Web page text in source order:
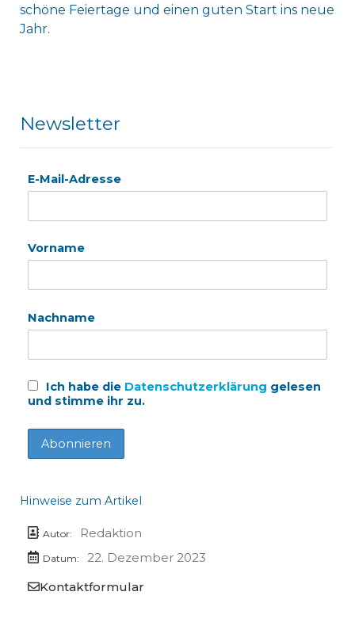
schöne Feiertage und einen guten Start ins neue
Jahr.
Newsletter
E-Mail-Adresse
Vorname
Nachname
Ich habe die Datenschutzerklärung gelesen
und stimme ihr zu.
Hinweise zum Artikel
Autor: Redaktion
Datum:
22. Dezember 2023
Kontaktformular